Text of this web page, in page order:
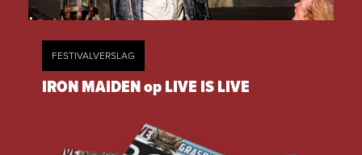
FESTIVALVERSLAG
IRON MAIDEN op LIVE IS LIVE